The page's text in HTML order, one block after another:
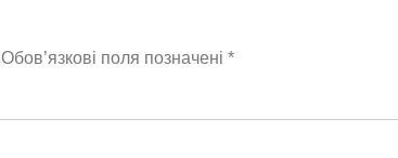
Обов’язкові поля позначені *